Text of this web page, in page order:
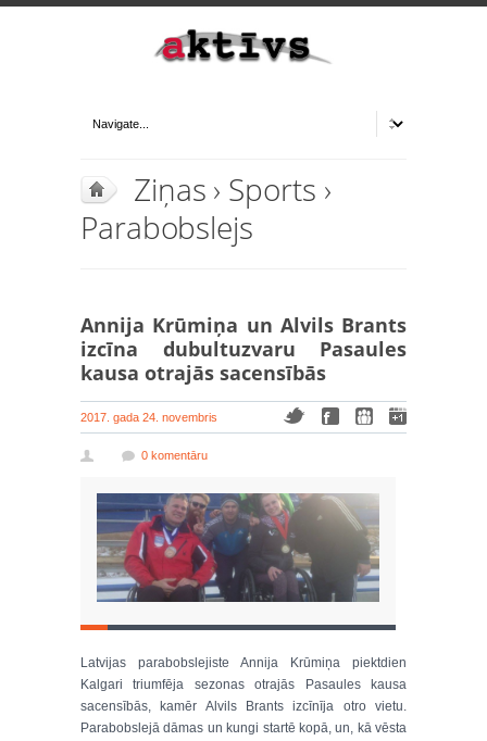
Ziņas › Sports ›
Parabobslejs
Annija Krūmiņa un Alvils Brants
izcīna dubultuzvaru Pasaules
kausa otrajās sacensībās
2017. gada 24. novembris
0 komentāru
Latvijas parabobslejiste Annija Krūmiņa piektdien
Kalgari triumfēja sezonas otrajās Pasaules kausa
sacensībās, kamēr Alvils Brants izcīnīja otro vietu.
Parabobslejā dāmas un kungi startē kopā, un, kā vēsta